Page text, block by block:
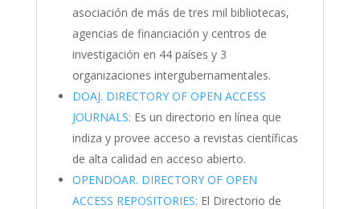
asociación de más de tres mil bibliotecas,
agencias de financiación y centros de
investigación en 44 países y 3
organizaciones intergubernamentales.
DOAJ. DIRECTORY OF OPEN ACCESS
JOURNALS: Es un directorio en línea que
indiza y provee acceso a revistas científicas
de alta calidad en acceso abierto.
OPENDOAR. DIRECTORY OF OPEN
ACCESS REPOSITORIES: El Directorio de